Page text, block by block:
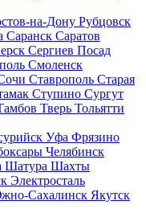
на-Дону Рубцовск
Саранск Саратов
Сергиев Посад
Смоленск
Ставрополь Старая
Ступино Сургут
Тверь Тольятти
Уфа Фрязино
Челябинск
Шатура Шахты
Электросталь
Сахалинск Якутск